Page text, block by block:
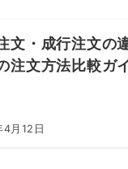
文・成行注文の
注文方法比較ガ
月12日